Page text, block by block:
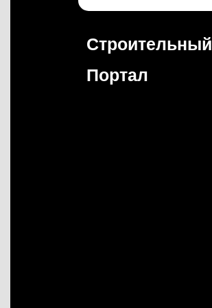
Строительный
Портал